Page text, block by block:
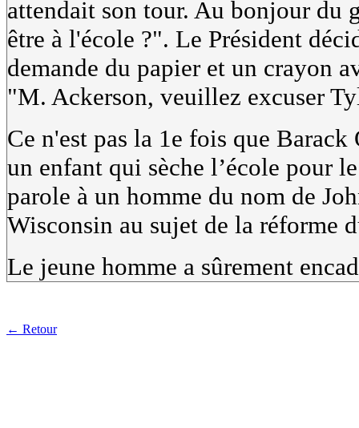
attendait son tour. Au bonjour du
être à l'école ?". Le Président
demande du papier et un crayon
"M. Ackerson, veuillez excuser
Ce n'est pas la 1e fois que
un enfant qui sèche l’école pour
parole à un homme du nom de
Wisconsin au sujet de la réforme
Le jeune homme a sûrement
← Retour